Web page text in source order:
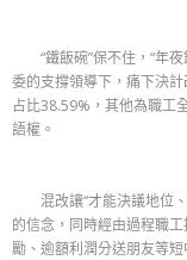
“鐵飯碗”保不住，“年夜
委的支撐領導下，痛下決
占比38.59%，其他為職工
語權。
混改讓“才能決議地位、
的信念，同時經由過程職
勵、逾額利潤分送朋友等